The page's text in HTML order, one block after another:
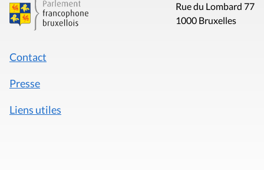
Rue du Lombard 77
1000 Bruxelles
Contact
Presse
Liens utiles